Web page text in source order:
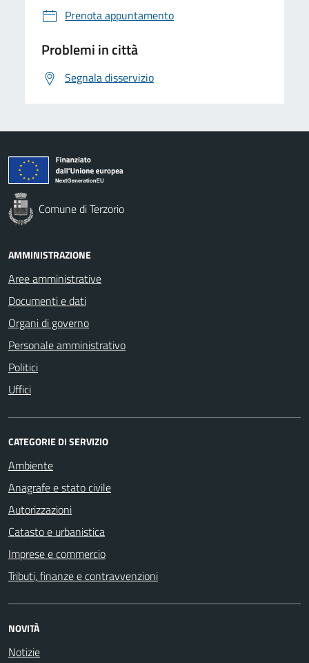
Prenota appuntamento
Problemi in città
Segnala disservizio
Comune di Terzorio
AMMINISTRAZIONE
Aree amministrative
Documenti e dati
Organi di governo
Personale amministrativo
Politici
Uffici
CATEGORIE DI SERVIZIO
Ambiente
Anagrafe e stato civile
Autorizzazioni
Catasto e urbanistica
Imprese e commercio
Tributi, finanze e contravvenzioni
NOVITÀ
Notizie